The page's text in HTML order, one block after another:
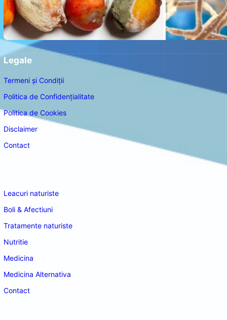
Legale
Termeni și Condiții
Politica de Confidențialitate
Politica de Cookies
Disclaimer
Contact
Leacuri naturiste
Boli & Afectiuni
Tratamente naturiste
Nutritie
Medicina
Medicina Alternativa
Contact